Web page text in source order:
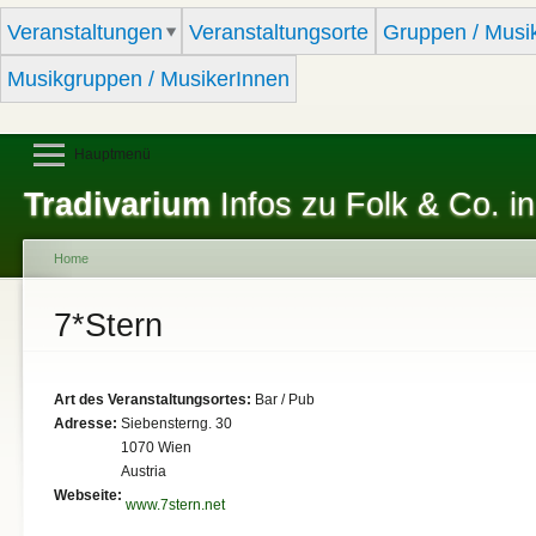
Veranstaltungen Veranstaltungsorte
Gruppen /
Musikgruppen / MusikerInnen
Tradivarium Infos zu Folk & Co.
Hauptmenü
You are here
Home
7*Stern
Art des Veranstaltungsortes: Bar / Pub
Adresse: Siebensterng. 30
1070 Wien
Austria
Webseite:
www.7stern.net